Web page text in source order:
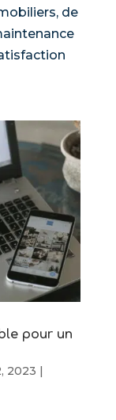
de
pour un
2023